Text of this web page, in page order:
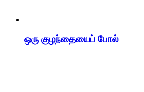
ஒரு குழந்தையைப் போல்